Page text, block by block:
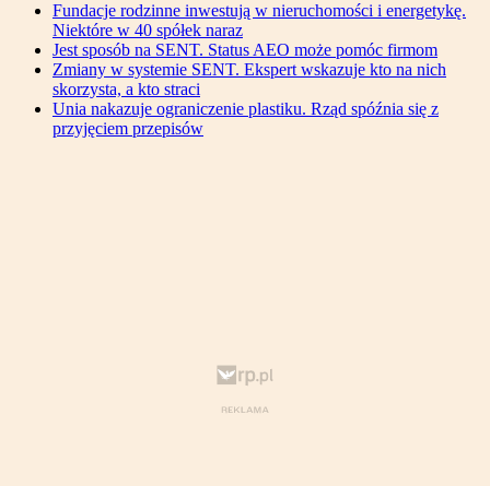
Fundacje rodzinne inwestują w nieruchomości i energetykę.
Niektóre w 40 spółek naraz
Jest sposób na SENT. Status AEO może pomóc firmom
Zmiany w systemie SENT. Ekspert wskazuje kto na nich
skorzysta, a kto straci
Unia nakazuje ograniczenie plastiku. Rząd spóźnia się z
przyjęciem przepisów